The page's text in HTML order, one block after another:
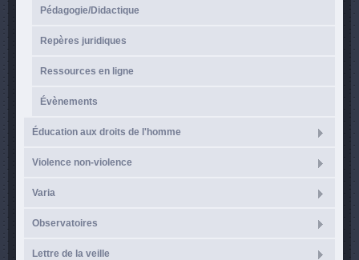
Pédagogie/Didactique
Repères juridiques
Ressources en ligne
Évènements
Éducation aux droits de l'homme
Violence non-violence
Varia
Observatoires
Lettre de la veille